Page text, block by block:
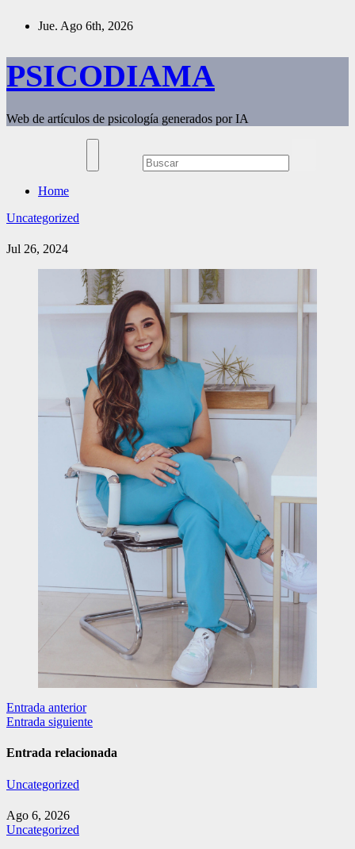
Jue. Ago 6th, 2026
PSICODIAMA
Web de artículos de psicología generados por IA
Home
Uncategorized
Jul 26, 2024
Navegación
de
entradas
Entrada anterior
Entrada siguiente
Entrada relacionada
Uncategorized
Ago 6, 2026
Uncategorized